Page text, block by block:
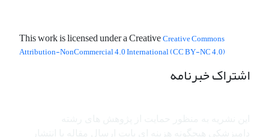
This work is licensed under a CreativeCreative Commons
Attribution-NonCommercial 4.0 International (CC BY-NC 4.0)
اشتراک خبرنامه